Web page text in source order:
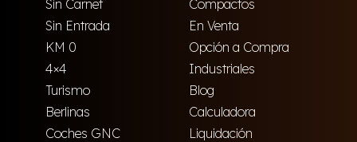
Sin Carnet
Compactos
Sin Entrada
En Venta
KM 0
Opción a Compra
4×4
Industriales
Turismo
Blog
Berlinas
Calculadora
Coches GNC
Liquidación